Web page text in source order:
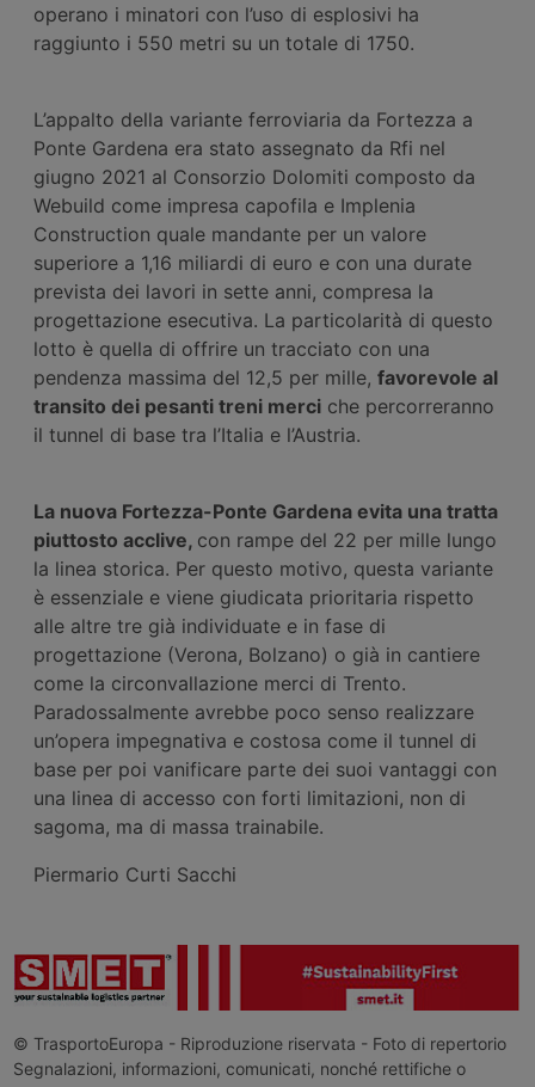
operano i minatori con l’uso di esplosivi ha
raggiunto i 550 metri su un totale di 1750.
L’appalto della variante ferroviaria da Fortezza a
Ponte Gardena era stato assegnato da Rfi nel
giugno 2021 al Consorzio Dolomiti composto da
Webuild come impresa capofila e Implenia
Construction quale mandante per un valore
superiore a 1,16 miliardi di euro e con una durate
prevista dei lavori in sette anni, compresa la
progettazione esecutiva. La particolarità di questo
lotto è quella di offrire un tracciato con una
pendenza massima del 12,5 per mille, favorevole al
transito dei pesanti treni merci che percorreranno
il tunnel di base tra l’Italia e l’Austria.
La nuova Fortezza-Ponte Gardena evita una tratta
piuttosto acclive, con rampe del 22 per mille lungo
la linea storica. Per questo motivo, questa variante
è essenziale e viene giudicata prioritaria rispetto
alle altre tre già individuate e in fase di
progettazione (Verona, Bolzano) o già in cantiere
come la circonvallazione merci di Trento.
Paradossalmente avrebbe poco senso realizzare
un’opera impegnativa e costosa come il tunnel di
base per poi vanificare parte dei suoi vantaggi con
una linea di accesso con forti limitazioni, non di
sagoma, ma di massa trainabile.
Piermario Curti Sacchi
© TrasportoEuropa - Riproduzione riservata - Foto di repertorio
Segnalazioni, informazioni, comunicati, nonché rettifiche o